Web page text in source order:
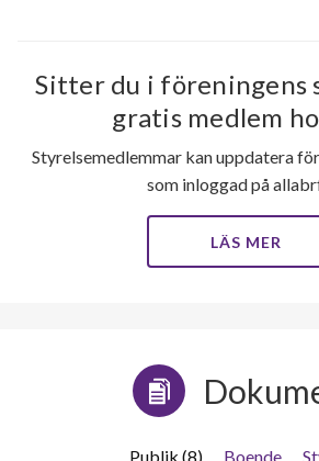
Sitter du i föreningens
gratis medlem
Styrelsemedlemmar kan uppdatera
som inloggad på
LÄS MER
Publik (8) Boende